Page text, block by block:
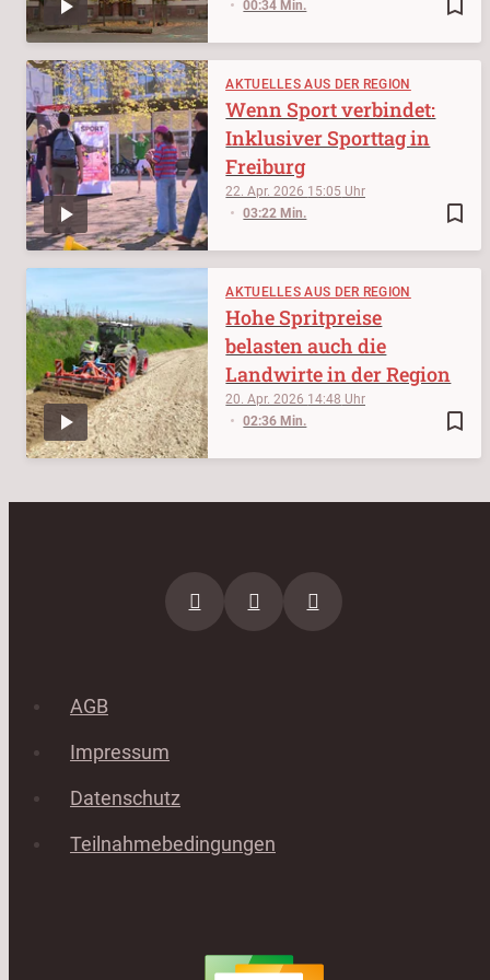
bookmark_border
00:34 Min.
AKTUELLES AUS DER REGION
bookmark_border
22. Apr. 2026 15:05
03:22 Min.
Wenn Sport verbindet:
Inklusiver Sporttag in
Freiburg
AKTUELLES AUS DER REGION
bookmark_border
20. Apr. 2026 14:48
02:36 Min.
Hohe Spritpreise
belasten auch die
Landwirte in der Region
AGB
Impressum
Datenschutz
Teilnahmebedingungen